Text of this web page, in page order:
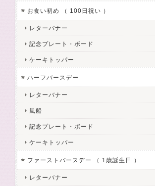
お食い初め （ 100日祝い ）
レターバナー
記念プレート・ボード
ケーキトッパー
ハーフバースデー
レターバナー
風船
記念プレート・ボード
ケーキトッパー
ファーストバースデー （ 1歳誕生日 ）
レターバナー